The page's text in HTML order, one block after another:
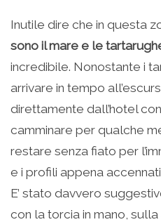
Inutile dire che in questa
sono il mare e le
incredibile. Nonostante i
arrivare in tempo
direttamente dall’hotel
camminare per qualche
restare senza fiato per
e i profili appena
E’ stato davvero
con la torcia in mano,